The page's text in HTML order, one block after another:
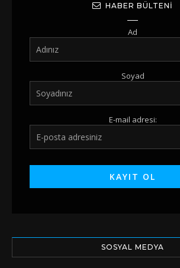
HABER BÜLTENI
Ad
Soyad
E-mail adresi:
SOSYAL MEDYA